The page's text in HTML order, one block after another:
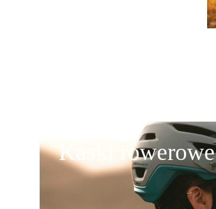
Kaski rowerowe